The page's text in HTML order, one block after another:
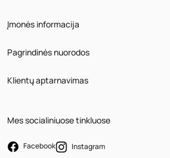
Įmonės informacija
Pagrindinės nuorodos
Klientų aptarnavimas
Mes socialiniuose tinkluose
Facebook Instagram